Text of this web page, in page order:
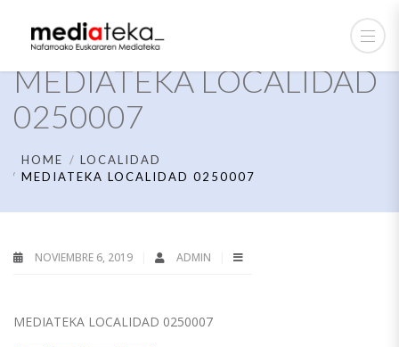
MEDIATEKA LOCALIDAD
0250007
HOME
LOCALIDAD
MEDIATEKA LOCALIDAD 0250007
NOVIEMBRE 6, 2019 ADMIN
MEDIATEKA LOCALIDAD 0250007